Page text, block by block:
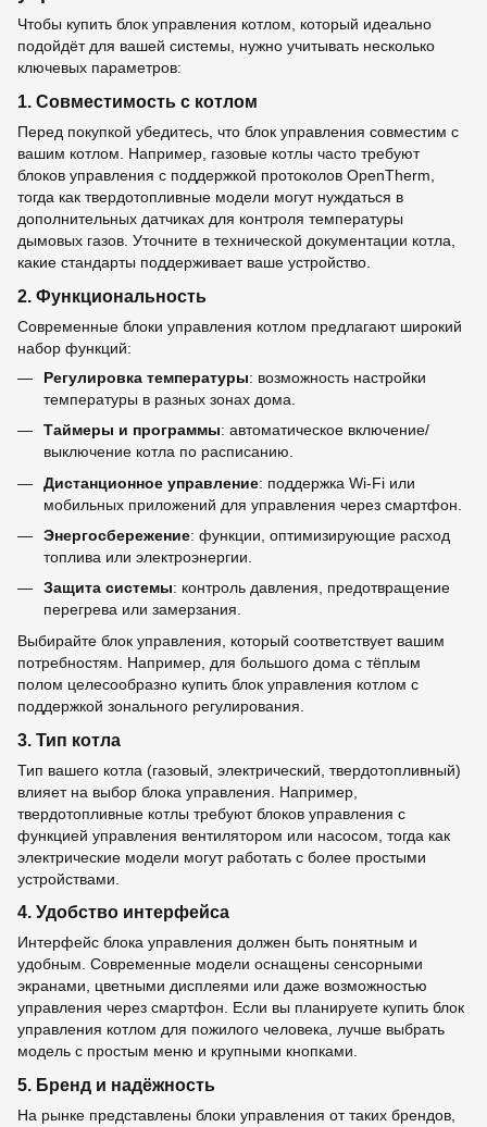
Чтобы купить блок управления котлом, который идеально
подойдёт для вашей системы, нужно учитывать несколько
ключевых параметров:
1. Совместимость с котлом
Перед покупкой убедитесь, что блок управления совместим с
вашим котлом. Например, газовые котлы часто требуют
блоков управления с поддержкой протоколов OpenTherm,
тогда как твердотопливные модели могут нуждаться в
дополнительных датчиках для контроля температуры
дымовых газов. Уточните в технической документации котла,
какие стандарты поддерживает ваше устройство.
2. Функциональность
Современные блоки управления котлом предлагают широкий
набор функций:
Регулировка температуры: возможность настройки
температуры в разных зонах дома.
Таймеры и программы: автоматическое включение/
выключение котла по расписанию.
Дистанционное управление: поддержка Wi-Fi или
мобильных приложений для управления через смартфон.
Энергосбережение: функции, оптимизирующие расход
топлива или электроэнергии.
Защита системы: контроль давления, предотвращение
перегрева или замерзания.
Выбирайте блок управления, который соответствует вашим
потребностям. Например, для большого дома с тёплым
полом целесообразно купить блок управления котлом с
поддержкой зонального регулирования.
3. Тип котла
Тип вашего котла (газовый, электрический, твердотопливный)
влияет на выбор блока управления. Например,
твердотопливные котлы требуют блоков управления с
функцией управления вентилятором или насосом, тогда как
электрические модели могут работать с более простыми
устройствами.
4. Удобство интерфейса
Интерфейс блока управления должен быть понятным и
удобным. Современные модели оснащены сенсорными
экранами, цветными дисплеями или даже возможностью
управления через смартфон. Если вы планируете купить блок
управления котлом для пожилого человека, лучше выбрать
модель с простым меню и крупными кнопками.
5. Бренд и надёжность
На рынке представлены блоки управления от таких брендов,